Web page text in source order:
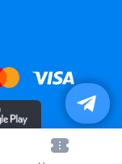
приложение в PlayMarket